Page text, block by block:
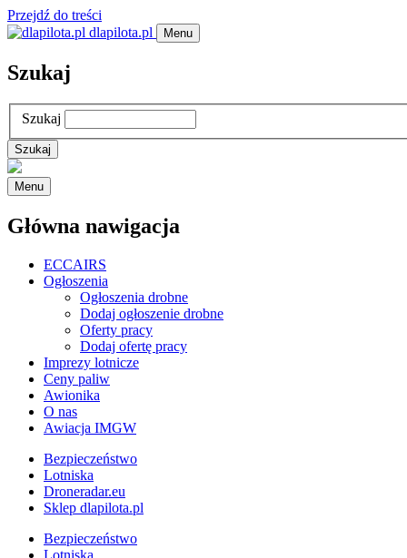
Przejdź do treści
dlapilota.pl
Menu
Szukaj
Szukaj
Menu
Główna nawigacja
ECCAIRS
Ogłoszenia
Ogłoszenia drobne
Dodaj ogłoszenie drobne
Oferty pracy
Dodaj ofertę pracy
Imprezy lotnicze
Ceny paliw
Awionika
O nas
Awiacja IMGW
Bezpieczeństwo
Lotniska
Droneradar.eu
Sklep dlapilota.pl
Bezpieczeństwo